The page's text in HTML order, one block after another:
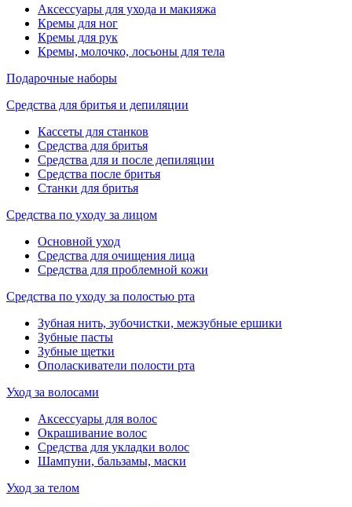
Аксессуары для ухода и макияжа
Кремы для ног
Кремы для рук
Кремы, молочко, лосьоны для тела
Подарочные наборы
Средства для бритья и депиляции
Кассеты для станков
Средства для бритья
Средства для и после депиляции
Средства после бритья
Станки для бритья
Средства по уходу за лицом
Основной уход
Средства для очищения лица
Средства для проблемной кожи
Средства по уходу за полостью рта
Зубная нить, зубочистки, межзубные ершики
Зубные пасты
Зубные щетки
Ополаскиватели полости рта
Уход за волосами
Аксессуары для волос
Окрашивание волос
Средства для укладки волос
Шампуни, бальзамы, маски
Уход за телом